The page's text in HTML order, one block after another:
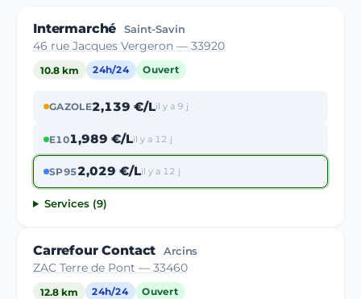
Intermarché Saint-Savin
46 rue Jacques Vergeron — 33920
10.8 km 24h/24 Ouvert
GAZOLE2,139 €/Lil y a 9 j
E101,989 €/Lil y a 12 j
SP952,029 €/Lil y a 12 j
Services (9)
Carrefour Contact Arcins
ZAC Terre de Pont — 33460
12.8 km 24h/24 Ouvert